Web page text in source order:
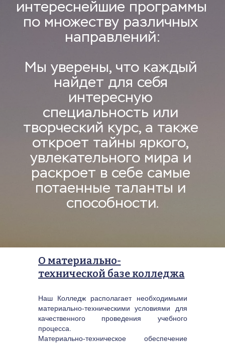
интереснейшие программы
по множеству различных
направлений:
Мы уверены, что каждый
найдет для себя
интересную
специальность или
творческий курс, а также
откроет тайны яркого,
увлекательного мира и
раскроет в себе самые
потаенные таланты и
способности.
О материально-
технической базе колледжа
Наш Колледж располагает необходимыми
материально-техническими условиями для
качественного проведения учебного
процесса.
Материально-техническое обеспечение